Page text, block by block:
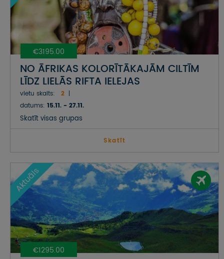
€3195.00
NO ĀFRIKAS KOLORĪTĀKAJĀM CILTĪM
LĪDZ LIELĀS RIFTA IELEJAS
GLEZNAINĀKAJĀM AINAVĀM –
EKSOTISKĀ ETIOPIJA
vietu skaits:
2
datums: 15.11. - 27.11.
Skatīt visas grupas
Skatīt
€1295.00
Aktuāls